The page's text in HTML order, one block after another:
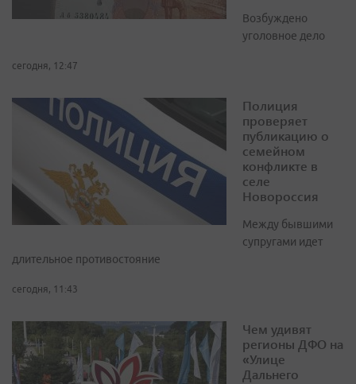
Возбуждено
уголовное дело
сегодня, 12:47
Полиция
проверяет
публикацию о
семейном
конфликте в
селе
Новороссия
Между бывшими
супругами идет
длительное противостояние
сегодня, 11:43
Чем удивят
регионы ДФО на
«Улице
Дальнего